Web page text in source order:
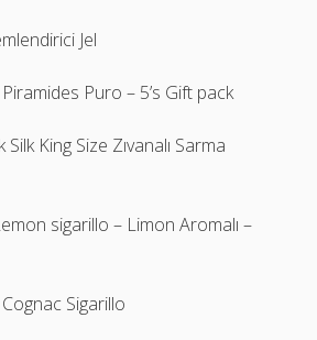
Jel
Puro – 5’s Gift pack
King Size Zıvanalı Sarma
sigarillo – Limon Aromalı –
Sigarillo